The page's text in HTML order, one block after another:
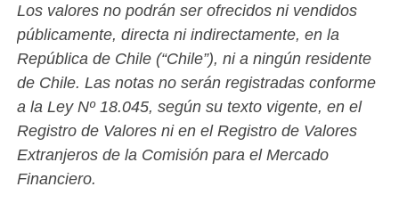
Los valores no podrán ser ofrecidos ni vendidos
públicamente, directa ni indirectamente, en la
República de Chile (“Chile”), ni a ningún residente
de Chile. Las notas no serán registradas conforme
a la Ley Nº 18.045, según su texto vigente, en el
Registro de Valores ni en el Registro de Valores
Extranjeros de la Comisión para el Mercado
Financiero.